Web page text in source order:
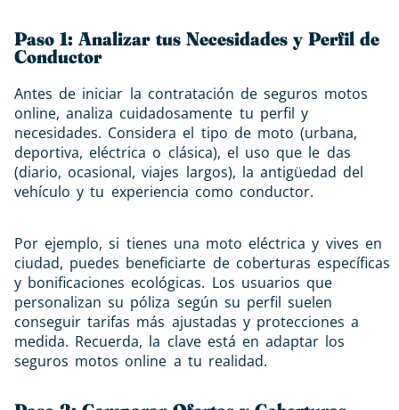
Paso 1: Analizar tus Necesidades y Perfil de
Conductor
Antes de iniciar la contratación de seguros motos
online, analiza cuidadosamente tu perfil y
necesidades. Considera el tipo de moto (urbana,
deportiva, eléctrica o clásica), el uso que le das
(diario, ocasional, viajes largos), la antigüedad del
vehículo y tu experiencia como conductor.
Por ejemplo, si tienes una moto eléctrica y vives en
ciudad, puedes beneficiarte de coberturas específicas
y bonificaciones ecológicas. Los usuarios que
personalizan su póliza según su perfil suelen
conseguir tarifas más ajustadas y protecciones a
medida. Recuerda, la clave está en adaptar los
seguros motos online a tu realidad.